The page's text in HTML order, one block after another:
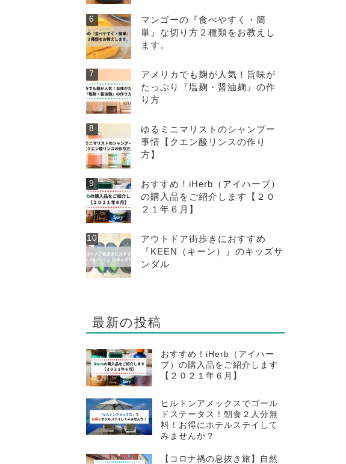
マンゴーの『食べやすく・簡
単』な切り方２種類をお教えし
ます。
アメリカでも麹が人気！旨味が
たっぷり『塩麹・醤油麹』の作
り方
ゆるミニマリストのシャンプー
事情【クエン酸リンスの作り
方】
おすすめ！iHerb（アイハーブ）
の購入品をご紹介します【２０
２１年６月】
アウトドア街歩きにおすすめ
『KEEN（キーン）』のキッズサ
ンダル
最新の投稿
おすすめ！iHerb（アイハー
ブ）の購入品をご紹介します
【２０２１年６月】
ヒルトンアメックスでゴール
ドステータス！朝食２人分無
料！お得にホテルステイして
みませんか？
【コロナ禍の息抜き旅】自然